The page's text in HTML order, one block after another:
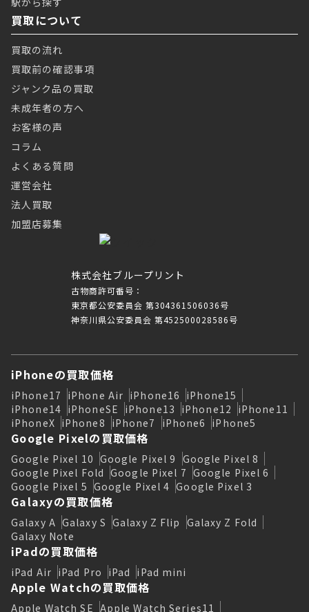
株式会社ブループリント
古物商許可番号：
東京都公安委員会 第304361506036号
神奈川県公安委員会 第452500028586号
買取について
買取の流れ
買取前の確認事項
ジャンク品の買取
未成年者の方へ
お客様の声
コラム
よくある質問
運営会社
法人買取
加盟店募集
iPhoneの買取価格
iPhone17 iPhone Air iPhone16 iPhone15
iPhone14 iPhoneSE iPhone13 iPhone12 iPhone11
iPhoneX iPhone8 iPhone7 iPhone6 iPhone5
Google Pixelの買取価格
Google Pixel 10 Google Pixel 9 Google Pixel 8
Google Pixel Fold Google Pixel 7 Google Pixel 6
Google Pixel 5 Google Pixel 4 Google Pixel 3
Galaxyの買取価格
Galaxy A Galaxy S Galaxy Z Flip Galaxy Z Fold
Galaxy Note
iPadの買取価格
iPad Air iPad Pro iPad iPad mini
Apple Watchの買取価格
Apple Watch SE Apple Watch Series11